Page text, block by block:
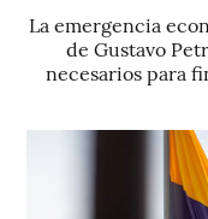
La emergencia
de Gustavo
necesarios para